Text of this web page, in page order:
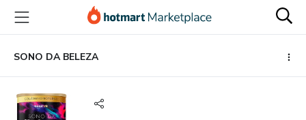
para
conteúdo
principal
para
pagamento
para
rodapé
SONO DA BELEZA